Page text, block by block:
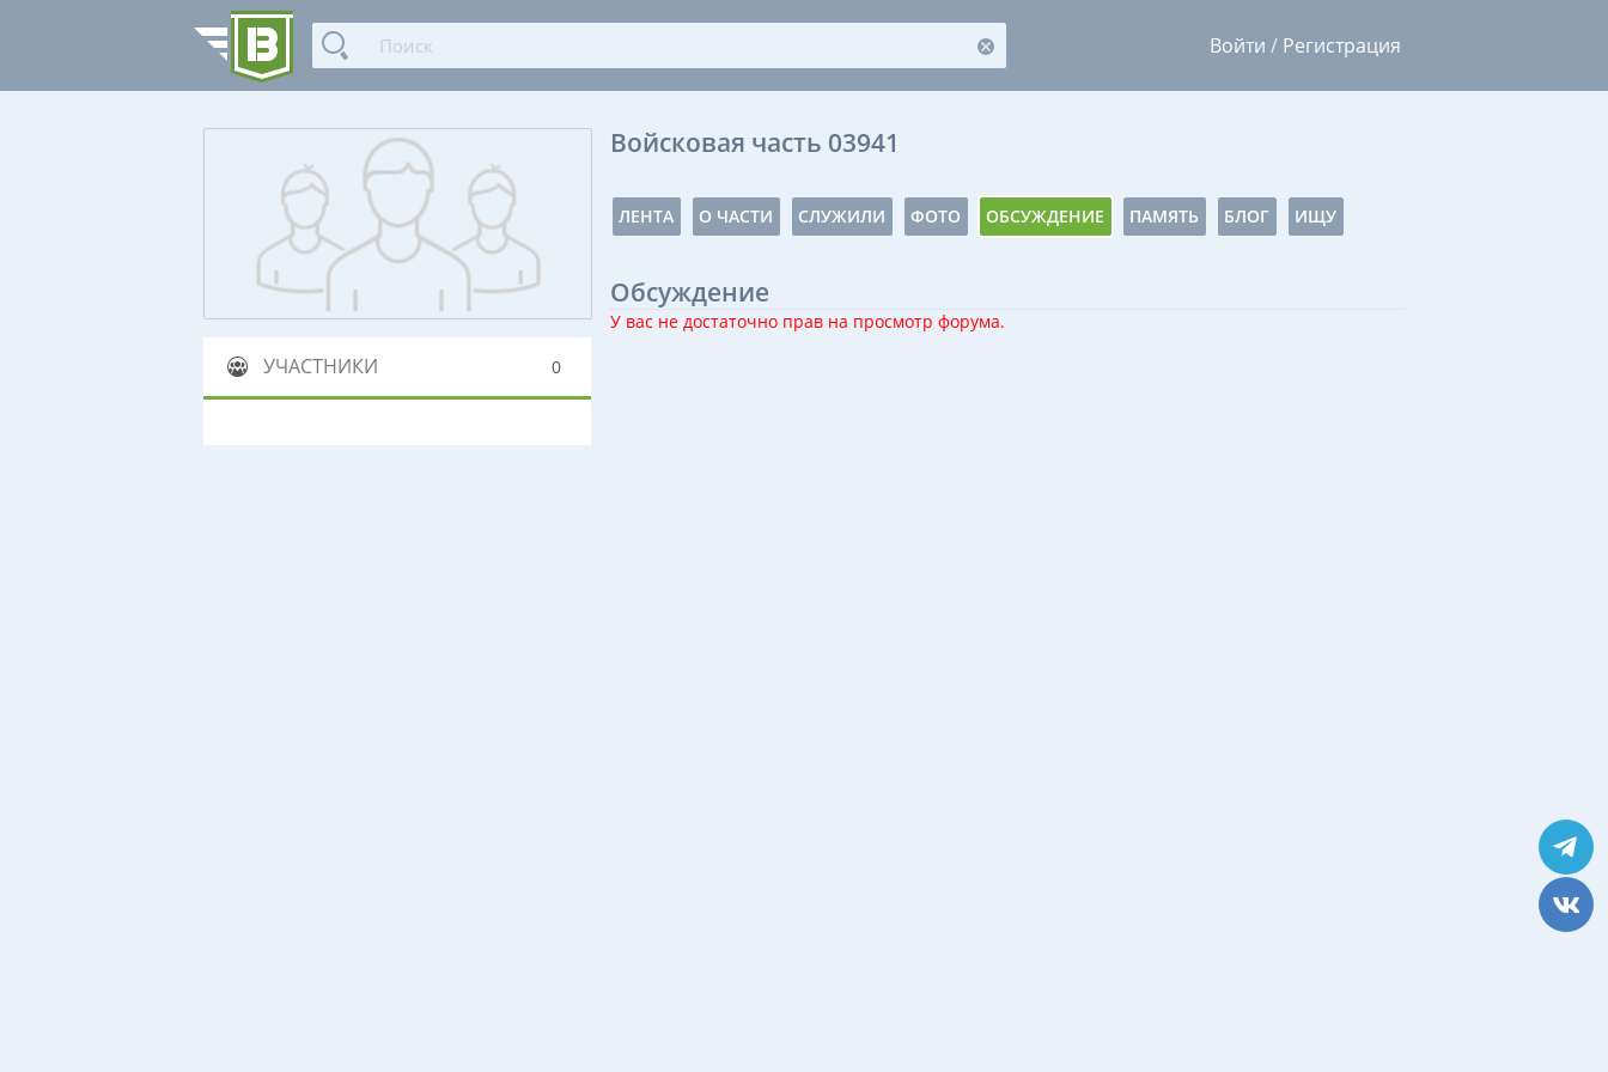
Войти / Регистрация
УЧАСТНИКИ 0
Войсковая часть 03941
ЛЕНТА О ЧАСТИ СЛУЖИЛИ ФОТО ОБСУЖДЕНИЕ ПАМЯТЬ БЛОГ ИЩУ
Обсуждение
У вас не достаточно прав на просмотр форума.